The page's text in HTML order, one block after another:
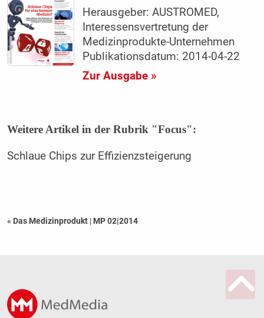
Herausgeber: AUSTROMED,
Interessensvertretung der
Medizinprodukte-Unternehmen
Publikationsdatum: 2014-04-22
Zur Ausgabe »
Weitere Artikel in der Rubrik "Focus":
Schlaue Chips zur Effizienzsteigerung
« Das Medizinprodukt | MP 02|2014